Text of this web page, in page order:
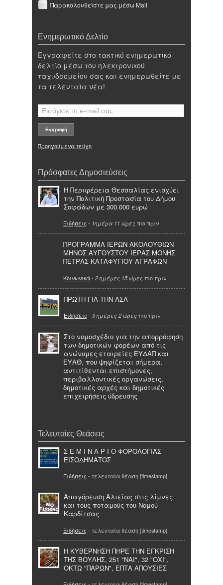
Παρακολουθείστε μας μέσω Mail
Ενημερωτικό Δελτίο
Εγγραφείτε στο τακτικό ενημερωτικό
δελτίο μέσω του ηλεκτρονικού
ταχυδρομείου σας και ενημερωθείτε με
τα τελευταία νέα!
Προηγούμενα τεύχη
Πρόσφατες Δημοσιεύσεις
Η Περιφέρεια Θεσσαλίας ενισχύει
την Πολιτική Προστασία του Δήμου
Σοφάδων με 300.000 ευρώ
Ειδήσεις - 1ημέρα 11 ώρες πιο πριν
ΠΡΟΓΡΑΜΜΑ ΙΕΡΩΝ ΑΚΟΛΟΥΘΙΩΝ
ΜΗΝΟΣ ΑΥΓΟΥΣΤΟΥ ΙΕΡΑΣ ΜΟΝΗΣ
ΠΕΤΡΑΣ ΚΑΤΑΦΥΓΙΟΥ ΑΓΡΑΦΩΝ
Κοινωνικά- 2 ημέρες 15 ώρες πιο πριν
ΠΡΩΤΗ ΓΙΑ ΤΗΝ ΑΣΑ
Ειδήσεις - 3 ημέρες 2 ώρες πιο πριν
Στο νομοσχέδιο για την απορρόφηση
των δημοτικών φορέων από τις
ανώνυμες εταιρείες ΕΥΔΑΠ και
ΕΥΑΘ, που ψηφίζεται σήμερα,
αντιτίθενται επιστήμονες,
περιβαλλοντικές οργανώσεις,
δημοτικές αρχές και δημοτικές
επιχειρήσεις ύδρευσης
Τελευταίες Θεάσεις
Σ Ε Μ Ι Ν Α Ρ Ι Ο ΦΟΡΟΛΟΓΙΑΣ
ΕΙΣΟΔΗΜΑΤΟΣ
Ειδήσεις - τελευταία θέαση [timestamp]
Απαγόρευση Αλιείας στις λίμνες
και τους ποταμούς του Νομού
Καρδίτσας
Ειδήσεις - τελευταία θέαση [timestamp]
Η ΚΥΒΕΡΝΗΣΗ ΠΗΡΕ ΤΗΝ ΕΓΚΡΙΣΗ
ΤΗΣ ΒΟΥΛΗΣ, 251 "ΝΑΙ", 32 "ΟΧΙ",
ΟΚΤΩ "ΠΑΡΩΝ", ΕΠΤΑ ΑΠΟΥΣΙΕΣ